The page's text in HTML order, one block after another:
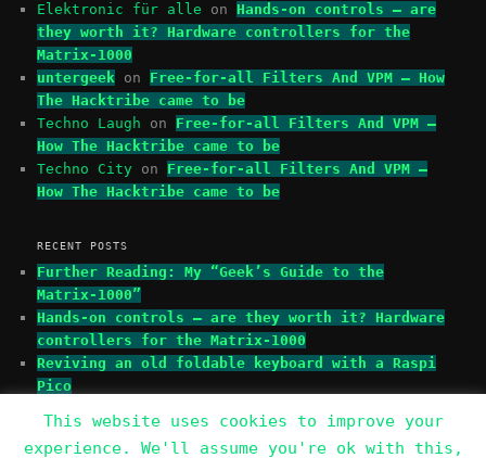
Elektronic für alle on Hands-on controls – are
they worth it? Hardware controllers for the
Matrix-1000
untergeek on Free-for-all Filters And VPM – How
The Hacktribe came to be
Techno Laugh on Free-for-all Filters And VPM –
How The Hacktribe came to be
Techno City on Free-for-all Filters And VPM –
How The Hacktribe came to be
RECENT POSTS
Further Reading: My “Geek’s Guide to the
Matrix-1000”
Hands-on controls – are they worth it? Hardware
controllers for the Matrix-1000
Reviving an old foldable keyboard with a Raspi
Pico
This website uses cookies to improve your
experience. We'll assume you're ok with this,